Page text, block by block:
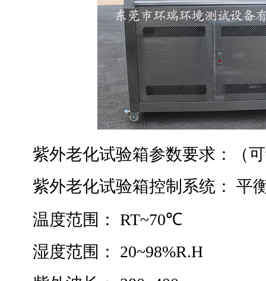
紫外老化试验箱参数要求：（
紫外老化试验箱控制系统： 平
温度范围： RT~70℃
湿度范围： 20~98%R.H